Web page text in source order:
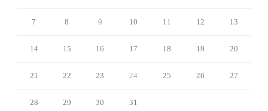
7 8 9 10 11 12 13
14 15 16 17 18 19 20
21 22 23 24 25 26 27
28 29 30 31